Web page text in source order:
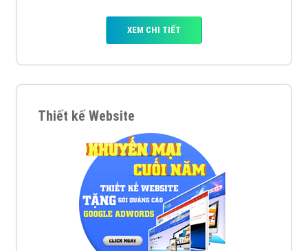
XEM CHI TIẾT
Thiết kế Website